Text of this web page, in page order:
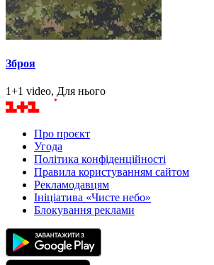
Зброя
1+1 video, Для нього
Про проєкт
Угода
Політика конфіденційності
Правила користуванням сайтом
Рекламодавцям
Ініціатива «Чисте небо»
Блокування реклами